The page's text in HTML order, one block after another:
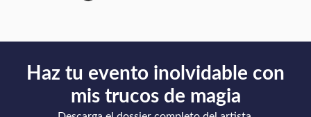
Haz tu evento inolvidable con
mis trucos de magia